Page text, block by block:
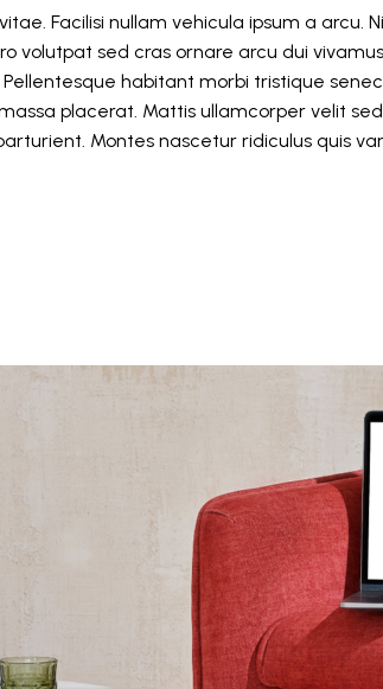
Facilisi nullam vehicula ipsum a arcu.
volutpat sed cras ornare arcu dui
habitant morbi tristique
placerat. Mattis ullamcorper velit
Montes nascetur ridiculus quis